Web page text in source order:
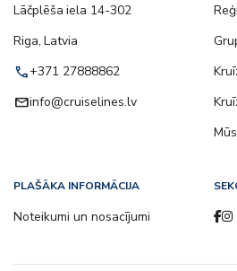
Lāčplēša iela 14-302
Riga, Latvia
call+371 27888862
emailinfo@cruiselines.lv
PLAŠĀKA INFORMĀCIJA
Noteikumi un nosacījumi